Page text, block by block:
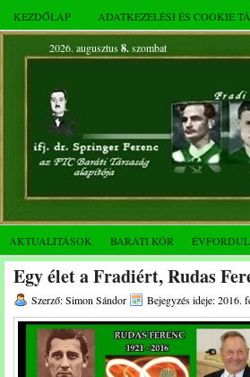
KEZDŐLAP ADATKEZELÉSI ÉS COOKIE
2026. augusztus 8.szombat
AKTUALITÁSOK BARÁTI KÖR
Egy élet a Fradiért, Rudas
Szerző: Simon Sándor Bejegyzés ideje: 2016.